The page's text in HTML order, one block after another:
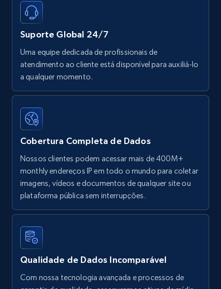
Suporte Global 24/7
Uma equipe dedicada de profissionais de
atendimento ao cliente está disponível para auxiliá-lo
a qualquer momento.
Cobertura Completa de Dados
Nossos clientes podem acessar mais de 400M+
monthly endereços IP em todo o mundo para coletar
imagens, vídeos e documentos de qualquer site ou
plataforma pública sem interrupções.
Qualidade de Dados Incomparável
Com nossa tecnologia avançada e processos de